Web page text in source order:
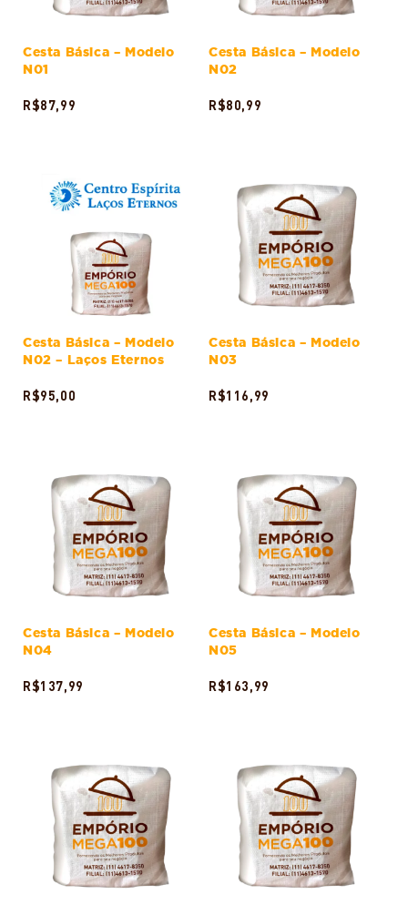
Cesta Básica – Modelo
N01
R$87,99
Cesta Básica – Modelo
N02
R$80,99
Cesta Básica – Modelo
N02 – Laços Eternos
R$95,00
Cesta Básica – Modelo
N03
R$116,99
Cesta Básica – Modelo
N04
R$137,99
Cesta Básica – Modelo
N05
R$163,99